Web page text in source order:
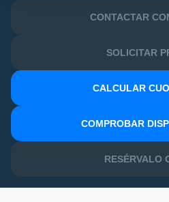
CONTACTAR
SOLICITAR
CALCULAR
COMPROBAR
RESÉRVALO